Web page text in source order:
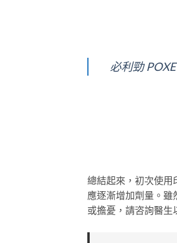
必利勁
總結起來，初次使用
應逐漸增加劑量。
或擔憂，請咨詢醫生